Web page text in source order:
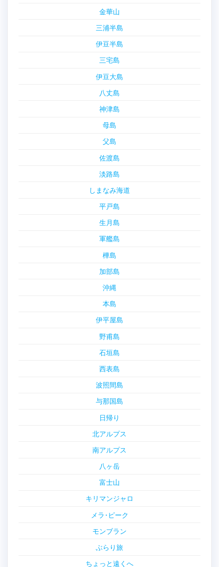
金華山
三浦半島
伊豆半島
三宅島
伊豆大島
八丈島
神津島
母島
父島
佐渡島
淡路島
しまなみ海道
平戸島
生月島
軍艦島
樺島
加部島
沖縄
本島
伊平屋島
野甫島
石垣島
西表島
波照間島
与那国島
日帰り
北アルプス
南アルプス
八ヶ岳
富士山
キリマンジャロ
メラ･ピーク
モンブラン
ぶらり旅
ちょっと遠くへ